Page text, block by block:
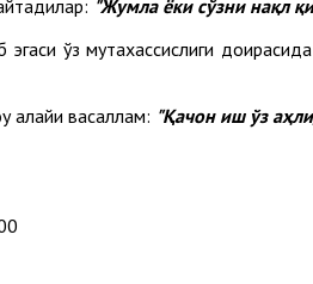
"Жумла ёки сўзни нақл
эгаси ўз мутахассислиги
алайҳи васаллам: "Қачон иш ўз